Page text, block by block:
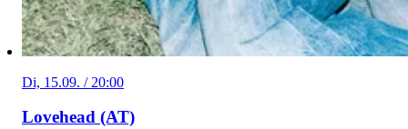
Di, 15.09. / 20:00
Lovehead (AT)